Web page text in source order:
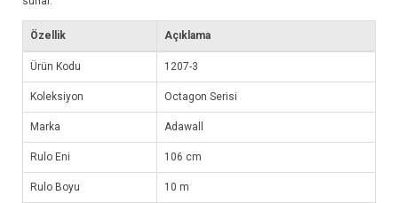
Özellik Açıklama
Ürün Kodu 1207-3
Koleksiyon Octagon Serisi
Marka Adawall
Rulo Eni 106 cm
Rulo Boyu 10 m